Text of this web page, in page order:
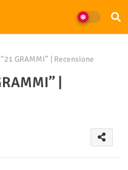
GRAMMI” | Recensione
|